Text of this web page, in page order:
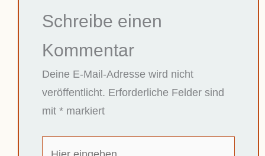
Schreibe einen
Kommentar
Deine E-Mail-Adresse wird nicht
veröffentlicht. Erforderliche Felder sind
mit *markiert